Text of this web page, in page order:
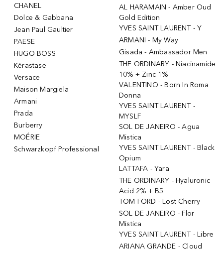
CHANEL
Dolce & Gabbana
Jean Paul Gaultier
PAESE
HUGO BOSS
Kérastase
Versace
Maison Margiela
Armani
Prada
Burberry
MOÉRIE
Schwarzkopf Professional
AL HARAMAIN - Amber Oud
Gold Edition
YVES SAINT LAURENT - Y
ARMANI - My Way
Gisada - Ambassador Men
THE ORDINARY - Niacinamide
10% + Zinc 1%
VALENTINO - Born In Roma
Donna
YVES SAINT LAURENT -
MYSLF
SOL DE JANEIRO - Agua
Mistica
YVES SAINT LAURENT - Black
Opium
LATTAFA - Yara
THE ORDINARY - Hyaluronic
Acid 2% + B5
TOM FORD - Lost Cherry
SOL DE JANEIRO - Flor
Mistica
YVES SAINT LAURENT - Libre
ARIANA GRANDE - Cloud